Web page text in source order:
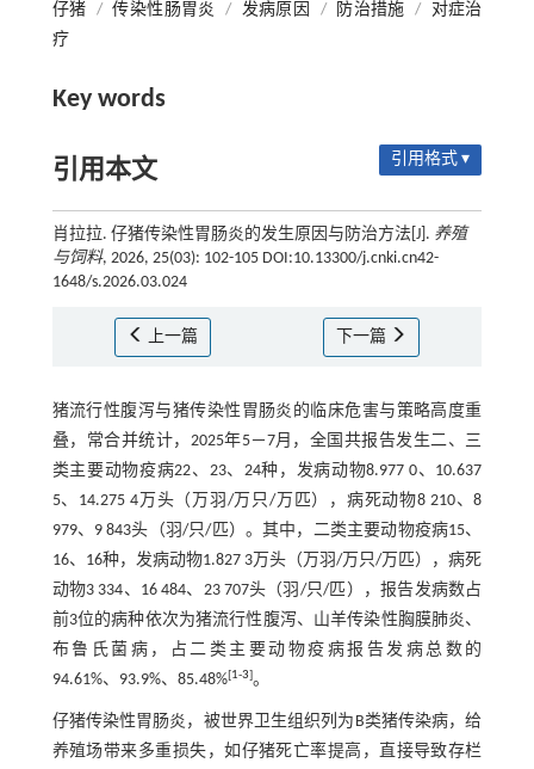
仔猪 / 传染性肠胃炎 / 发病原因 / 防治措施 /
对症治
疗
Key words
引用本文 引用格式 ▾
肖拉拉. 仔猪传染性胃肠炎的发生原因与防治方法[J]. 养殖
与饲料, 2026, 25(03): 102-105 DOI:10.13300/j.cnki.cn42-
1648/s.2026.03.024
上一篇 下一篇
猪流行性腹泻与猪传染性胃肠炎的临床危害与策略高度重
叠，常合并统计，2025年5－7月，全国共报告发生二、三
类主要动物疫病22、23、24种，发病动物8.977 0、10.637
5、14.275 4万头（万羽/万只/万匹），病死动物8 210、8
979、9 843头（羽/只/匹）。其中，二类主要动物疫病15、
16、16种，发病动物1.827 3万头（万羽/万只/万匹），病死
动物3 334、16 484、23 707头（羽/只/匹），报告发病数占
前3位的病种依次为猪流行性腹泻、山羊传染性胸膜肺炎、
布鲁氏菌病，占二类主要动物疫病报告发病总数的
94.61%、93.9%、85.48%[1-3]。
仔猪传染性胃肠炎，被世界卫生组织列为B类猪传染病，给
养殖场带来多重损失，如仔猪死亡率提高，直接导致存栏